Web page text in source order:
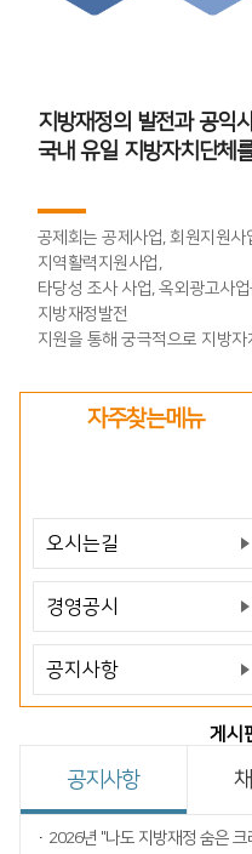
지방재정의 발전과 공익
국내 유일 지방자치단체
공제회는 공제사업, 회원지원사
지역활력지원사업,
타당성 조사 사업, 옥외광고사
지방재정발전
지원을 통해 궁극적으로 지방
자주찾는메뉴
오시는길
경영공시
공지사항
게시
공지사항
2026년 "나도 지방재정 숨은 크리에이